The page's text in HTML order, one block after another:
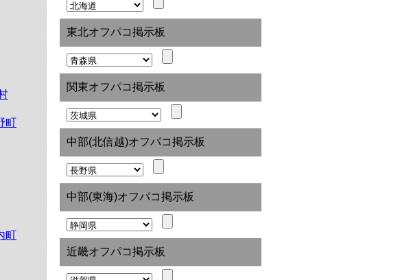
町
町
東北オフパコ掲示板
関東オフパコ掲示板
中部(北信越)オフパコ掲示板
中部(東海)オフパコ掲示板
近畿オフパコ掲示板